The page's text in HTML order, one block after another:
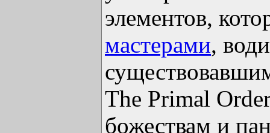
элементов,
мастерами,
The Primal
божествам и